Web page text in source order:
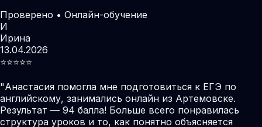
Проверено • Онлайн-обучение
И
Ирина
13.04.2026
⭐️⭐️⭐️⭐️⭐️
"Анастасия помогла мне подготовиться к ЕГЭ по
английскому, занимались онлайн из Артемовске.
Результат — 94 балла! Больше всего понравилась
структура уроков и то, как понятно объясняется